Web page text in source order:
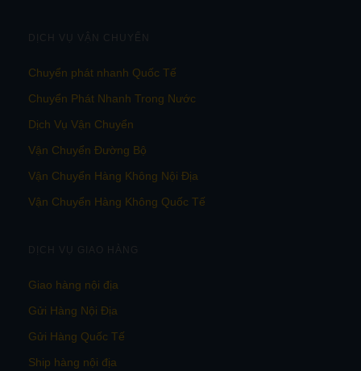
DỊCH VỤ VẬN CHUYỂN
Chuyển phát nhanh Quốc Tế
Chuyển Phát Nhanh Trong Nước
Dịch Vụ Vận Chuyển
Vận Chuyển Đường Bộ
Vận Chuyển Hàng Không Nội Địa
Vận Chuyển Hàng Không Quốc Tế
DỊCH VỤ GIAO HÀNG
Giao hàng nội địa
Gửi Hàng Nội Địa
Gửi Hàng Quốc Tế
Ship hàng nội địa